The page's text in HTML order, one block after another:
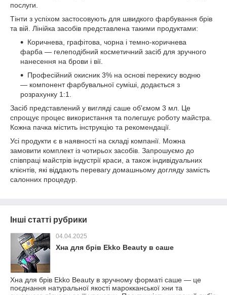
послуги.
Тінти з успіхом застосовують для швидкого фарбування брів
та вій. Лінійка засобів представлена такими продуктами:
Коричнева, графітова, чорна і темно-коричнева
фарба — гелеподібний косметичний засіб для зручного
нанесення на брови і вії.
Професійний окисник 3% на основі перекису водню
— компонент фарбувальної суміші, додається з
розрахунку 1:1.
Засіб представлений у вигляді саше об'ємом 3 мл. Це
спрощує процес використання та полегшує роботу майстра.
Кожна пачка містить інструкцію та рекомендації.
Усі продукти є в наявності на складі компанії. Можна
замовити комплект із чотирьох засобів. Запрошуємо до
співпраці майстрів індустрії краси, а також індивідуальних
клієнтів, які віддають перевагу домашньому догляду замість
салонних процедур.
Інші статті рубрики
04.04.2025
Хна для брів Ekko Beauty в саше
Хна для брів Ekko Beauty в зручному форматі саше — це
поєднання натуральної якості марокканської хни та